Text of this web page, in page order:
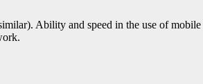
Ability and speed in the use of